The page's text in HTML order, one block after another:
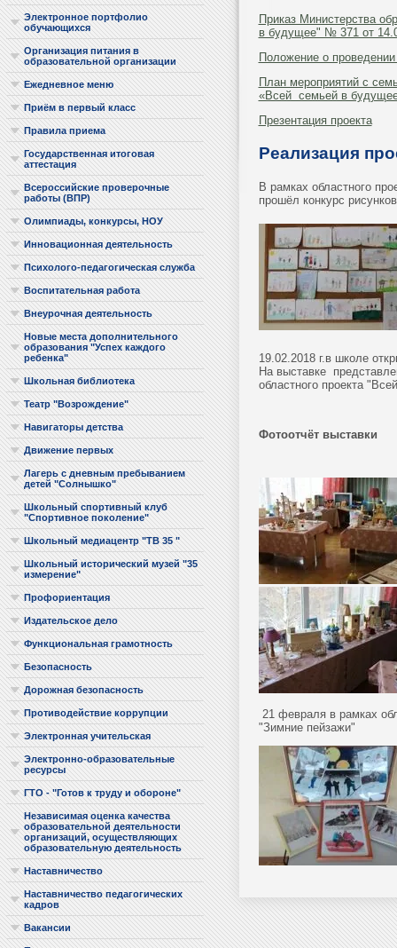
Электронное портфолио
обучающихся
Организация питания в
образовательной организации
Ежедневное меню
Приём в первый класс
Правила приема
Государственная итоговая
аттестация
Всероссийские проверочные
работы (ВПР)
Олимпиады, конкурсы, НОУ
Инновационная деятельность
Психолого-педагогическая служба
Воспитательная работа
Внеурочная деятельность
Новые места дополнительного
образования "Успех каждого
ребенка"
Школьная библиотека
Театр "Возрождение"
Навигаторы детства
Движение первых
Лагерь с дневным пребыванием
детей "Солнышко"
Школьный спортивный клуб
"Спортивное поколение"
Школьный медиацентр "ТВ 35 "
Школьный исторический музей "35
измерение"
Профориентация
Издательское дело
Функциональная грамотность
Безопасность
Дорожная безопасность
Противодействие коррупции
Электронная учительская
Электронно-образовательные
ресурсы
ГТО - "Готов к труду и обороне"
Независимая оценка качества
образовательной деятельности
организаций, осуществляющих
образовательную деятельность
Наставничество
Наставничество педагогических
кадров
Вакансии
Приказ Министерства
в будущее" № 371 от
Положение о
План мероприятий с
«Всей семьей в
Презентация проекта
Реализация
В рамках областного
прошёл конкурс
19.02.2018 г.в школе
На выставке
областного проекта
Фотоотчёт выставки
21 февраля в рамках
"Зимние пейзажи"